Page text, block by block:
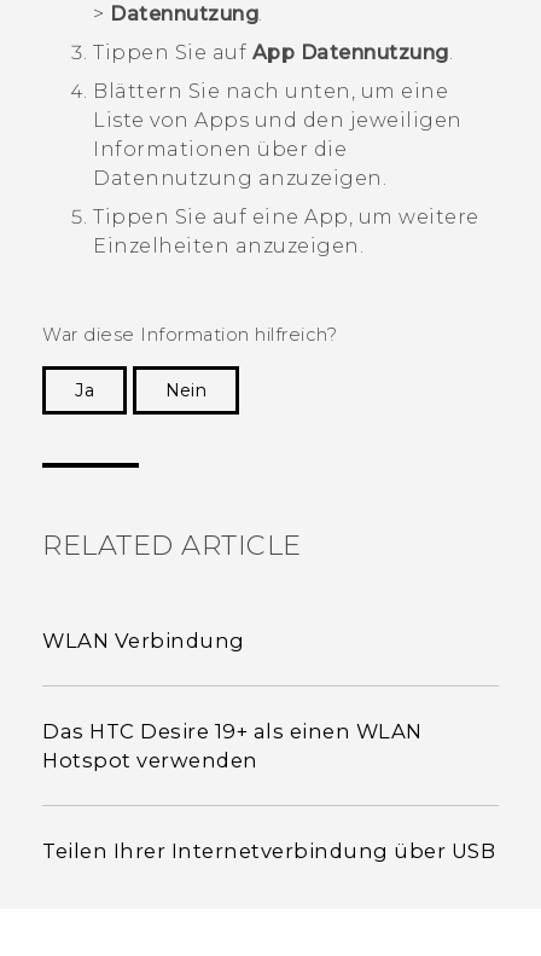
> Datennutzung.
Tippen Sie auf App Datennutzung.
Blättern Sie nach unten, um eine
Liste von Apps und den jeweiligen
Informationen über die
Datennutzung anzuzeigen.
Tippen Sie auf eine App, um weitere
Einzelheiten anzuzeigen.
War diese Information hilfreich?
Ja
Nein
RELATED ARTICLE
WLAN Verbindung
Das HTC Desire 19+‍ als einen WLAN
Hotspot verwenden
Teilen Ihrer Internetverbindung über USB